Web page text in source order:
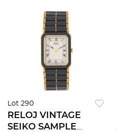
Lot 290
RELOJ VINTAGE
SEIKO SAMPLE